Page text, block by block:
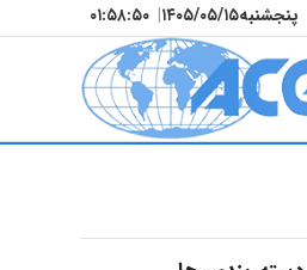
پنجشنبه۱۴۰۵/۰۵/۱۵| ۰۱:۵۸:۵۱